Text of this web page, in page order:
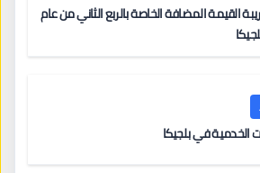
القيمة المضافة الخاصة بالربع الثاني من عام
الخدمية في بلجيكا